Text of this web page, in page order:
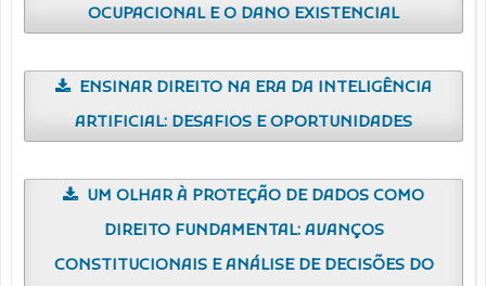
OCUPACIONAL E O DANO EXISTENCIAL
ENSINAR DIREITO NA ERA DA INTELIGÊNCIA
ARTIFICIAL: DESAFIOS E OPORTUNIDADES
UM OLHAR À PROTEÇÃO DE DADOS COMO
DIREITO FUNDAMENTAL: AVANÇOS
CONSTITUCIONAIS E ANÁLISE DE DECISÕES DO